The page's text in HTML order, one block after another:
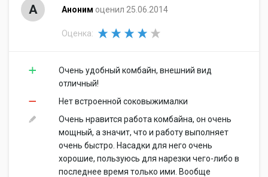
А Аноним оценил 25.06.2014
Оценка:
Очень удобный комбайн, внешний вид
отличный!
Нет встроенной соковыжималки
Очень нравится работа комбайна, он очень
мощный, а значит, что и работу выполняет
очень быстро. Насадки для него очень
хорошие, пользуюсь для нарезки чего-либо в
последнее время только ими. Вообще